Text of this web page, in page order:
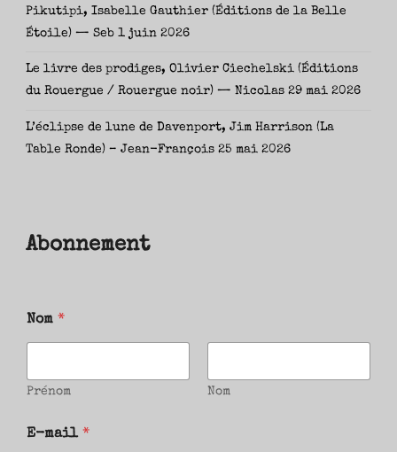
Pikutipi, Isabelle Gauthier (Éditions de la Belle
Étoile) — Seb 1 juin 2026
Le livre des prodiges, Olivier Ciechelski (Éditions
du Rouergue / Rouergue noir) — Nicolas 29 mai 2026
L’éclipse de lune de Davenport, Jim Harrison (La
Table Ronde) – Jean-François 25 mai 2026
Abonnement
Nom *
Prénom Nom
E-mail *